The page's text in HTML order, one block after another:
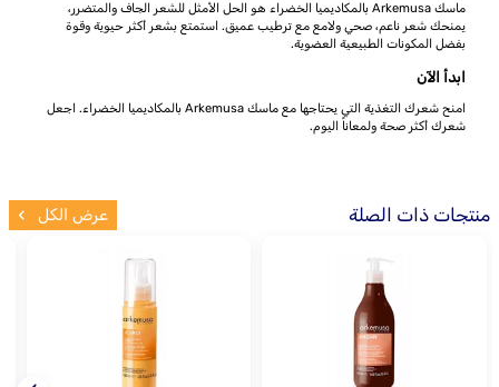
ماسك Arkemusa بالمكاديميا الخضراء هو الحل الأمثل للشعر الجاف والمتضرر،
يمنحك شعر ناعم، صحي ولامع مع ترطيب عميق. استمتع بشعر أكثر حيوية وقوة
بفضل المكونات الطبيعية العضوية.
ابدأ الآن
امنح شعرك التغذية التي يحتاجها مع ماسك Arkemusa بالمكاديميا الخضراء. اجعل
شعرك أكثر صحة ولمعاناً اليوم.
منتجات ذات الصلة عرض الكل